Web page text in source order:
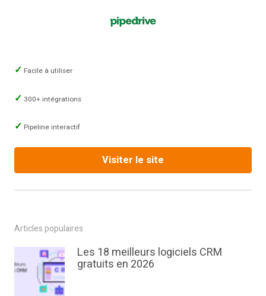
Facile à utiliser
300+ intégrations
Pipeline interactif
Visiter le site
Articles populaires
Les 18 meilleurs logiciels CRM
gratuits en 2026